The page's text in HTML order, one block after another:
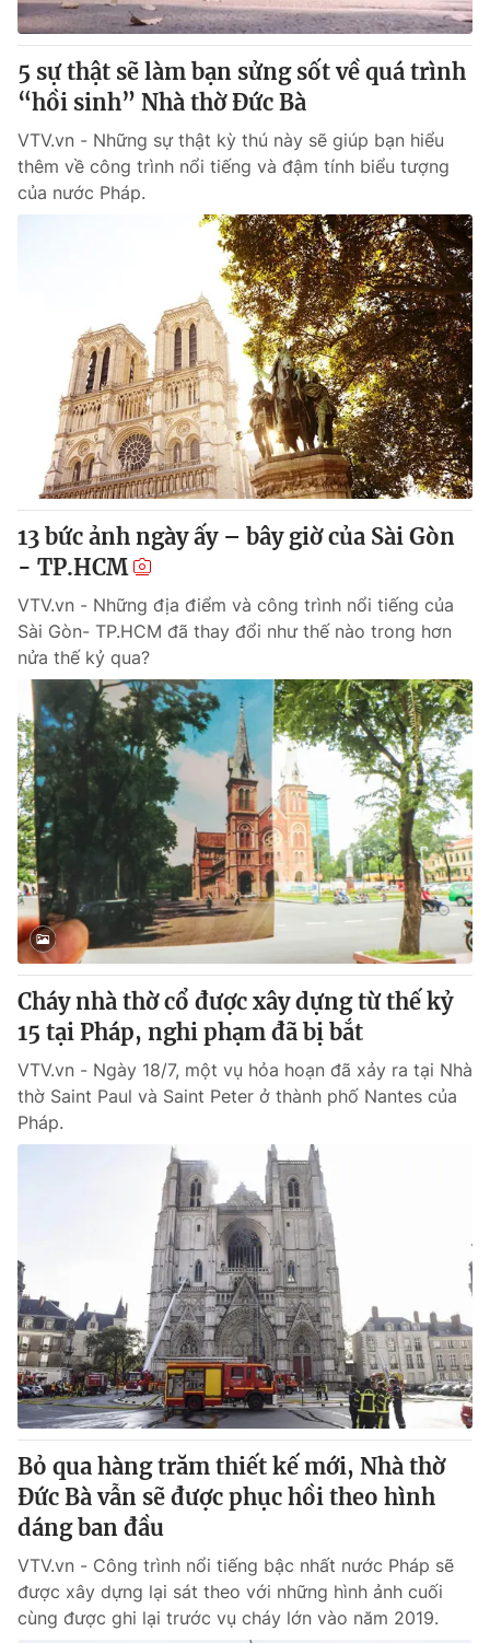
5 sự thật sẽ làm bạn sửng sốt về quá trình
“hồi sinh” Nhà thờ Đức Bà
VTV.vn - Những sự thật kỳ thú này sẽ giúp bạn hiểu
thêm về công trình nổi tiếng và đậm tính biểu tượng
của nước Pháp.
13 bức ảnh ngày ấy – bây giờ của Sài Gòn
- TP.HCM
VTV.vn - Những địa điểm và công trình nổi tiếng của
Sài Gòn- TP.HCM đã thay đổi như thế nào trong hơn
nửa thế kỷ qua?
Cháy nhà thờ cổ được xây dựng từ thế kỷ
15 tại Pháp, nghi phạm đã bị bắt
VTV.vn - Ngày 18/7, một vụ hỏa hoạn đã xảy ra tại Nhà
thờ Saint Paul và Saint Peter ở thành phố Nantes của
Pháp.
Bỏ qua hàng trăm thiết kế mới, Nhà thờ
Đức Bà vẫn sẽ được phục hồi theo hình
dáng ban đầu
VTV.vn - Công trình nổi tiếng bậc nhất nước Pháp sẽ
được xây dựng lại sát theo với những hình ảnh cuối
cùng được ghi lại trước vụ cháy lớn vào năm 2019.